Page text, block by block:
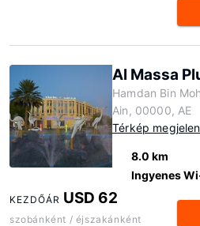
Al Massa
Hamdan Bin
Ain, 00000, AE
Térkép
8.0 km
Ingyenes
KEZDŐÁR USD 62
szobánként / éjszakánként